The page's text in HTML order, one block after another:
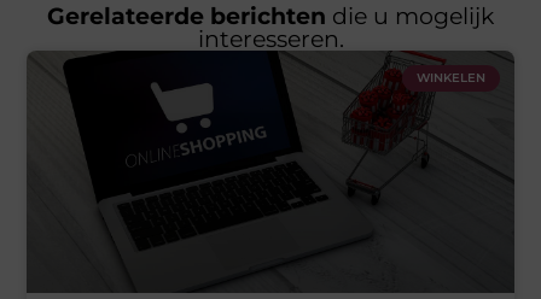
Gerelateerde berichten die u mogelijk
interesseren.
WINKELEN